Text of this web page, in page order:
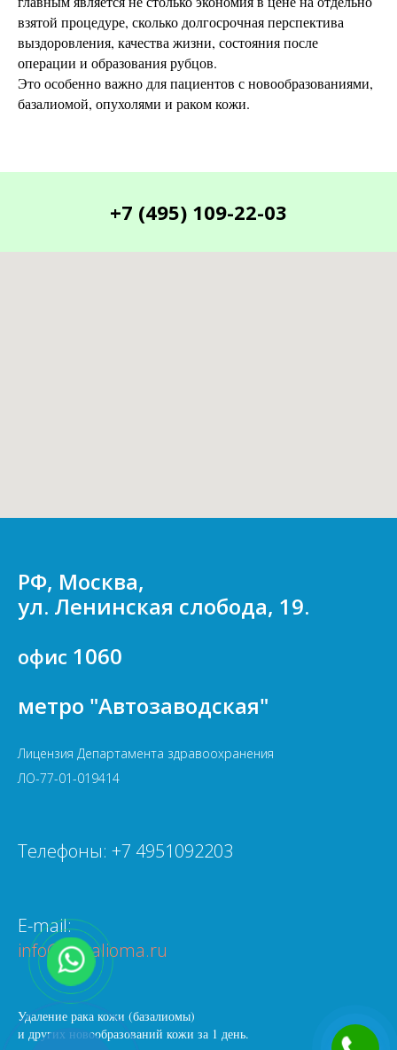
взятой процедуре, сколько долгосрочная перспектива
выздоровления, качества жизни, состояния после
операции и образования рубцов.
Это особенно важно для пациентов с новообразованиями,
базалиомой, опухолями и раком кожи.
+7 (495) 109-22-03
РФ, Москва,
ул. Ленинская слобода, 19.
офис 1060
метро "Автозаводская"
Лицензия Департамента здравоохранения
ЛО-77-01-019414
Телефоны: +7 4951092203
E-mail:
info@bazalioma.ru
Удаление рака кожи (базалиомы)
и других новообразований кожи за 1 день.